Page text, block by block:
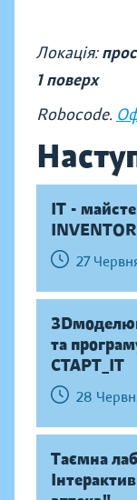
Локація:
1 поверх
Robocode.
IT -
INVENTOR
27
та
СТАРТ_ІТ
28
Таємна